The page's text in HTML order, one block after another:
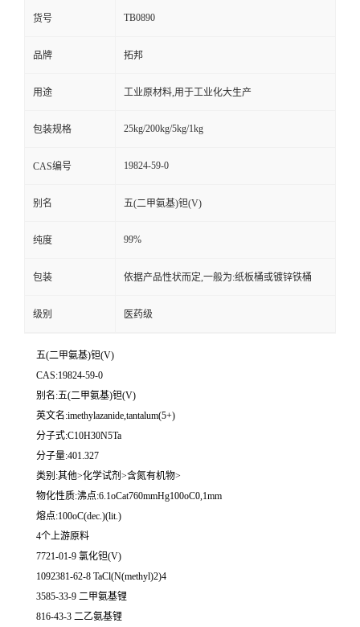
货号 TB0890
品牌 拓邦
用途 工业原材料,用于工业化大生产
包装规格 25kg/200kg/5kg/1kg
CAS编号 19824-59-0
别名 五(二甲氨基)钽(V)
纯度 99%
包装 依据产品性状而定,一般为:纸板桶或镀锌铁桶
级别 医药级
五(二甲氨基)钽(V)
CAS:19824-59-0
别名:五(二甲氨基)钽(V)
英文名:imethylazanide,tantalum(5+)
分子式:C10H30N5Ta
分子量:401.327
类别:其他>化学试剂>含氮有机物>
物化性质:沸点:6.1oCat760mmHg100oC0,1mm
熔点:100oC(dec.)(lit.)
4个上游原料
7721-01-9 氯化钽(V)
1092381-62-8 TaCl(N(methyl)2)4
3585-33-9 二甲氨基锂
816-43-3 二乙氨基锂